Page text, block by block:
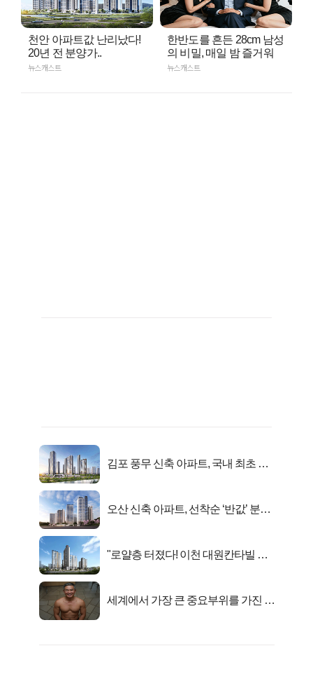
천안 아파트값 난리났다!
20년 전 분양가..
뉴스캐스트
한반도를 흔든 28cm 남성
의 비밀, 매일 밤 즐거워
뉴스캐스트
김포 풍무 신축 아파트, 국내 최초 반
오산 신축 아파트, 선착순 ‘반값’ 분양
"로얄층 터졌다! 이천 대원칸타빌 잔
세계에서 가장 큰 중요부위를 가진 남